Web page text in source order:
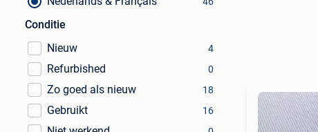
Conditie
Nieuw
4
Refurbished 0
Zo goed als nieuw 18
Gebruikt 16